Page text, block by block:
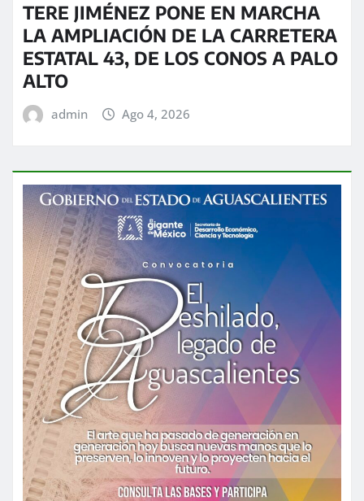
TERE JIMÉNEZ PONE EN MARCHA
LA AMPLIACIÓN DE LA CARRETERA
ESTATAL 43, DE LOS CONOS A PALO
ALTO
admin Ago 4, 2026